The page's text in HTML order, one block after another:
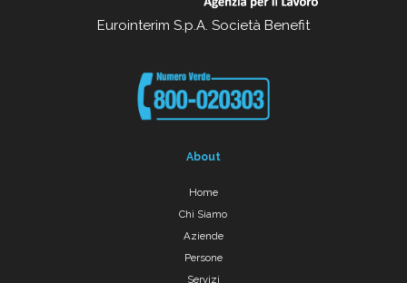
Eurointerim S.p.A. Società Benefit
About
Home
Chi Siamo
Aziende
Persone
Servizi